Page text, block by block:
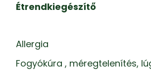
Étrendkiegészítő
Allergia
Fogyókúra , méregtelenítés,